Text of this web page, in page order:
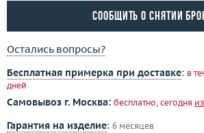
Сообщить о снятии
Остались вопросы?
Бесплатная примерка при доставке: в
дней
Самовывоз г. Москва: бесплатно, сегодня
Гарантия на изделие: 6 месяцев